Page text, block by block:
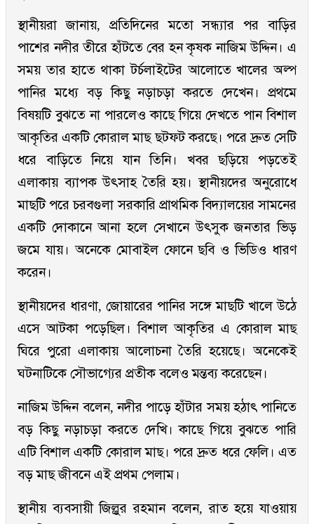
স্থানীয়রা জানায়, প্রতিদিনের মতো সন্ধ্যার পর বাড়ির
পাশের নদীর তীরে হাঁটতে বের হন কৃষক নাজিম উদ্দিন। এ
সময় তার হাতে থাকা টর্চলাইটের আলোতে খালের অল্প
পানির মধ্যে বড় কিছু নড়াচড়া করতে দেখেন। প্রথমে
বিষয়টি বুঝতে না পারলেও কাছে গিয়ে দেখতে পান বিশাল
আকৃতির একটি কোরাল মাছ ছটফট করছে। পরে দ্রুত সেটি
ধরে বাড়িতে নিয়ে যান তিনি। খবর ছড়িয়ে পড়তেই
এলাকায় ব্যাপক উৎসাহ তৈরি হয়। স্থানীয়দের অনুরোধে
মাছটি পরে চরবগুলা সরকারি প্রাথমিক বিদ্যালয়ের সামনের
একটি দোকানে আনা হলে সেখানে উৎসুক জনতার ভিড়
জমে যায়। অনেকে মোবাইল ফোনে ছবি ও ভিডিও ধারণ
করেন।
স্থানীয়দের ধারণা, জোয়ারের পানির সঙ্গে মাছটি খালে উঠে
এসে আটকা পড়েছিল। বিশাল আকৃতির এ কোরাল মাছ
ঘিরে পুরো এলাকায় আলোচনা তৈরি হয়েছে। অনেকেই
ঘটনাটিকে সৌভাগ্যের প্রতীক বলেও মন্তব্য করেছেন।
নাজিম উদ্দিন বলেন, নদীর পাড়ে হাঁটার সময় হঠাৎ পানিতে
বড় কিছু নড়াচড়া করতে দেখি। কাছে গিয়ে বুঝতে পারি
এটি বিশাল একটি কোরাল মাছ। পরে দ্রুত ধরে ফেলি। এত
বড় মাছ জীবনে এই প্রথম পেলাম।
স্থানীয় ব্যবসায়ী জিল্লুর রহমান বলেন, রাত হয়ে যাওয়ায়